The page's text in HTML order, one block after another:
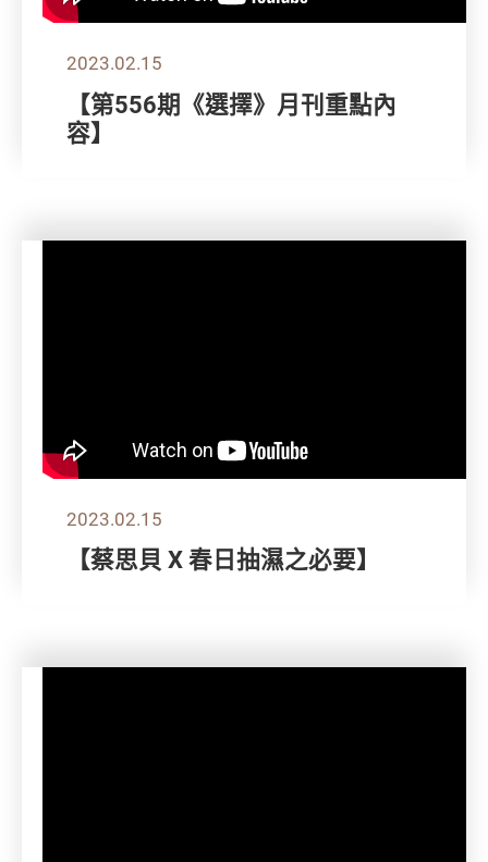
2023.02.15
【第556期《選擇》月刊重點內
容】
2023.02.15
【蔡思貝 X 春日抽濕之必要】